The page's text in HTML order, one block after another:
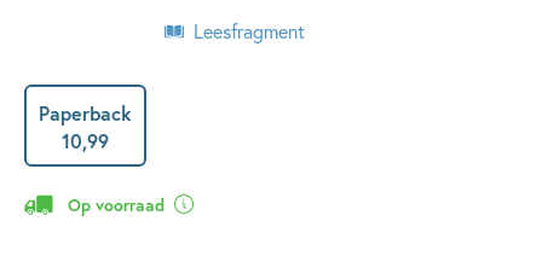
Leesfragment
Paperback
10,99
Op voorraad